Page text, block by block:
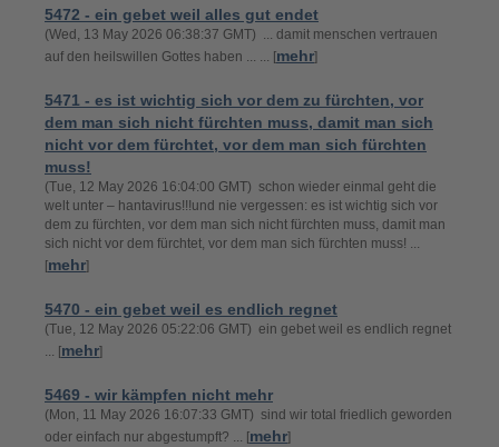
5472 - ein gebet weil alles gut endet
(Wed, 13 May 2026 06:38:37 GMT) ... damit menschen vertrauen
auf den heilswillen Gottes haben ... ... [mehr]
5471 - es ist wichtig sich vor dem zu fürchten, vor
dem man sich nicht fürchten muss, damit man sich
nicht vor dem fürchtet, vor dem man sich fürchten
muss!
(Tue, 12 May 2026 16:04:00 GMT) schon wieder einmal geht die
welt unter – hantavirus!!!und nie vergessen: es ist wichtig sich vor
dem zu fürchten, vor dem man sich nicht fürchten muss, damit man
sich nicht vor dem fürchtet, vor dem man sich fürchten muss! ...
[mehr]
5470 - ein gebet weil es endlich regnet
(Tue, 12 May 2026 05:22:06 GMT) ein gebet weil es endlich regnet
... [mehr]
5469 - wir kämpfen nicht mehr
(Mon, 11 May 2026 16:07:33 GMT) sind wir total friedlich geworden
oder einfach nur abgestumpft? ... [mehr]